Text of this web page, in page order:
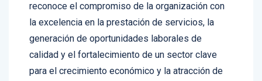
la excelencia en la prestación de servicios, la
generación de oportunidades laborales de
calidad y el fortalecimiento de un sector clave
para el crecimiento económico y la atracción de
inversiones.